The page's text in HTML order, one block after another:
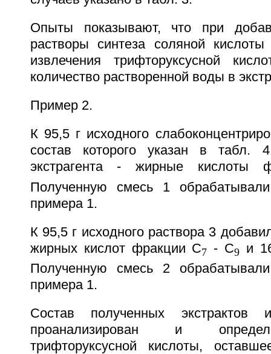
Опыты показывают, что при
растворы синтеза соляной кислоты
извлечения трифторуксусной
количество растворенной воды в
Пример 2.
К 95,5 г исходного
состав которого указан в табл.
экстрагента - жирные кислоты
Полученную смесь 1
примера 1.
К 95,5 г исходного раствора 3
жирных кислот фракции С7 - С9 и
Полученную смесь 2
примера 1.
Состав полученных
проанализирован и
трифторуксусной кислоты,